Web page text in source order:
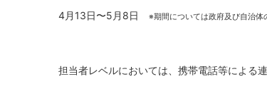
4月13日〜5月8日 ※期間については政府及び自治体
担当者レベルにおいては、携帯電話等による